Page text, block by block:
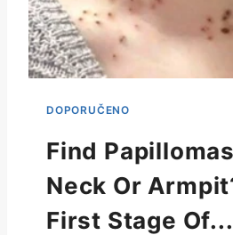
Find
Neck Or
First Stage Of...